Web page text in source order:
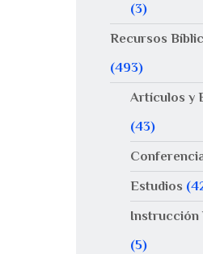
(3)
Recursos
(493)
Artículos y
(43)
Estudios
Instrucción
(5)